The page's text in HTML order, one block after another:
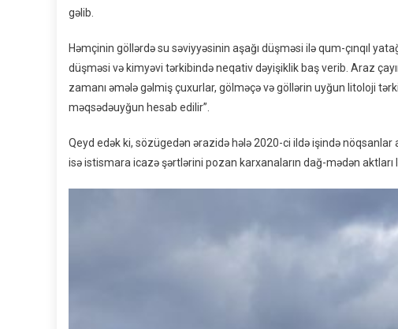
gəlib.
Həmçinin göllərdə su səviyyəsinin aşağı düşməsi ilə qum-çınqıl
düşməsi və kimyəvi tərkibində neqativ dəyişiklik baş verib. Araz
zamanı əmələ gəlmiş çuxurlar, gölməçə və göllərin uyğun litoloji
məqsədəuyğun hesab edilir”.
Qeyd edək ki, sözügedən ərazidə hələ 2020-ci ildə işində nöqsanlar
isə istismara icazə şərtlərini pozan karxanaların dağ-mədən aktları